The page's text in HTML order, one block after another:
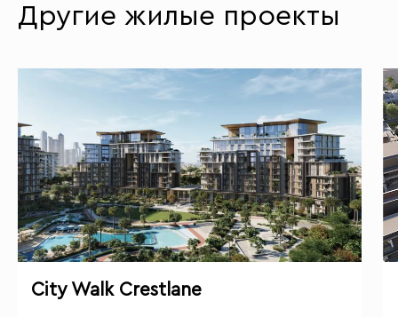
Другие жилые проекты
City Walk Crestlane